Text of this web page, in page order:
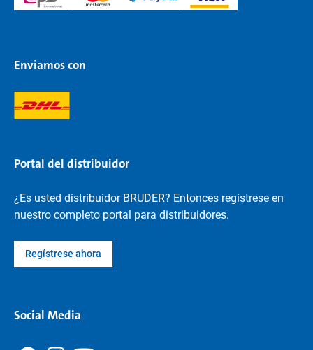
Enviamos con
Portal del distribuidor
¿Es usted distribuidor BRUDER? Entonces regístrese en
nuestro completo portal para distribuidores.
Regístrese ahora
Social Media